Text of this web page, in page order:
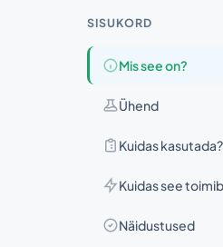
SISUKORD
Mis see on?
Ühend
Kuidas kasutada?
Kuidas see
Näidustused